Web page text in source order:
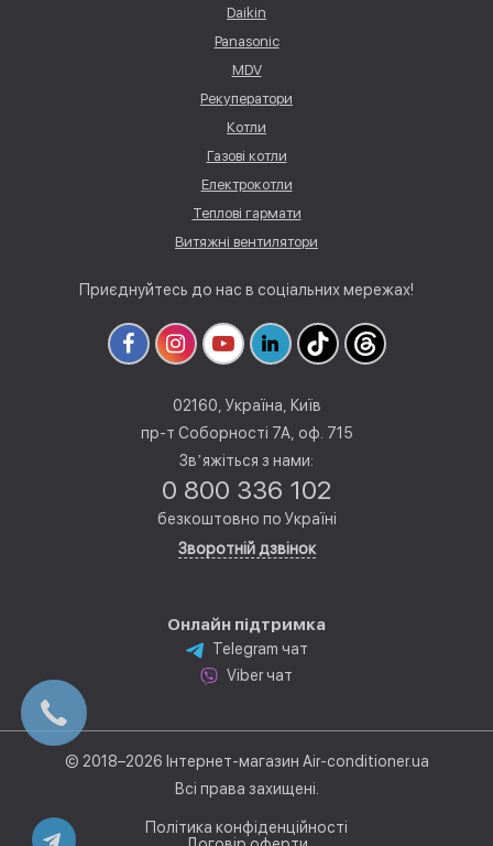
Daikin
Panasonic
MDV
Рекуператори
Котли
Газові котли
Електрокотли
Теплові гармати
Витяжні вентилятори
Приєднуйтесь до нас в соціальних мережах!
02160, Україна, Київ
пр-т Соборності 7А, оф. 715
Звʼяжіться з нами:
0 800 336 102
безкоштовно по Україні
Зворотній дзвінок
Онлайн підтримка
Telegram чат
Viber чат
© 2018–2026 Інтернет-магазин Air-conditioner.ua
Всі права захищені.
Політика конфіденційності